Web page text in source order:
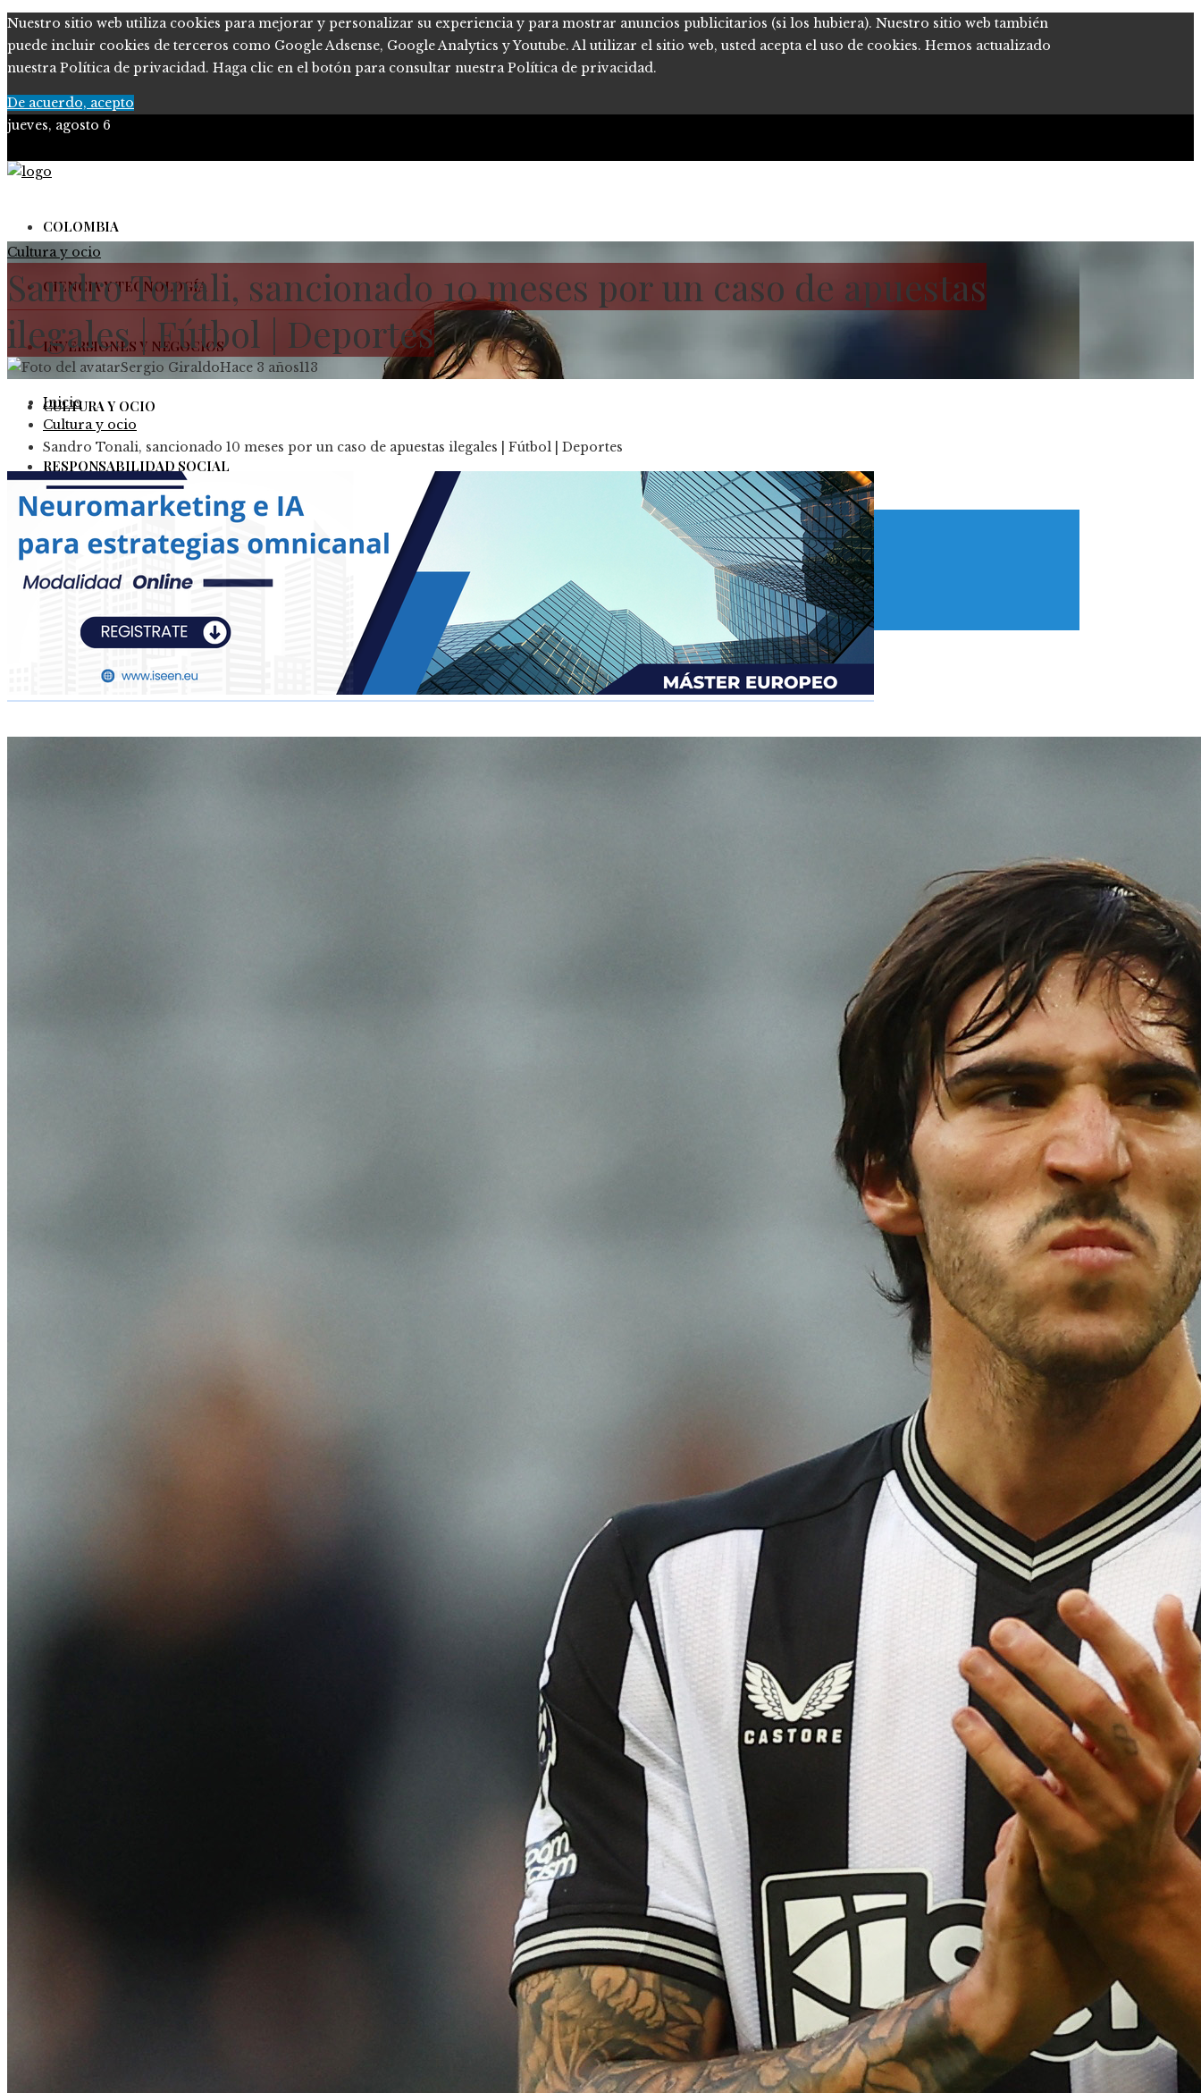
Nuestro sitio web utiliza cookies para mejorar y personalizar su experiencia y para mostrar anuncios publicitarios (si los hubiera). Nuestro sitio web también
puede incluir cookies de terceros como Google Adsense, Google Analytics y Youtube. Al utilizar el sitio web, usted acepta el uso de cookies. Hemos actualizado
nuestra Política de privacidad. Haga clic en el botón para consultar nuestra Política de privacidad.
De acuerdo, acepto
jueves, agosto 6
COLOMBIA
CIENCIA Y TECNOLOGÍA
INVERSIONES Y NEGOCIOS
CULTURA Y OCIO
RESPONSABILIDAD SOCIAL
Colombia
Ciencia y tecnología
Inversiones y negocios
Cultura y ocio
Responsabilidad Social
Cultura y ocio
Sandro Tonali, sancionado 10 meses por un caso de apuestas
ilegales | Fútbol | Deportes
Sergio GiraldoHace 3 años113
Inicio
Cultura y ocio
Sandro Tonali, sancionado 10 meses por un caso de apuestas ilegales | Fútbol | Deportes